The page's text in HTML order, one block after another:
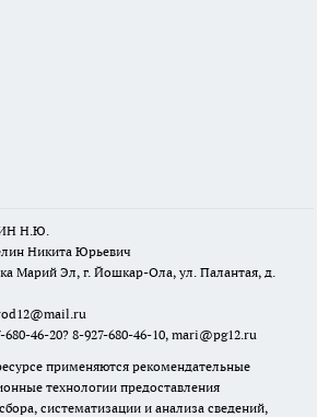
Н.Ю.
Никита Юрьевич
Марий Эл, г. Йошкар-Ола, ул. Палантая, д.
46-20? 8-927-680-46-10, mari@pg12.ru
применяются рекомендательные
технологии предоставления
систематизации и анализа сведений,